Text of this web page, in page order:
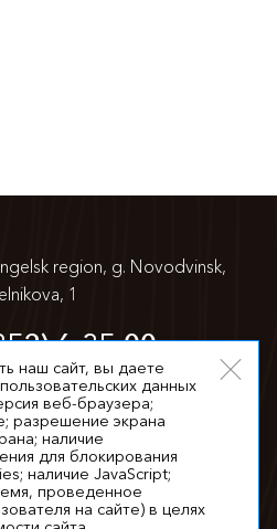
region, g. Novodvinsk,
1
6-35-00
rights reserved
наш сайт, вы даете
данных
веб-браузера;
разрешение экрана
наличие
для блокирования
наличие JavaScript;
проведенное
на сайте) в целях